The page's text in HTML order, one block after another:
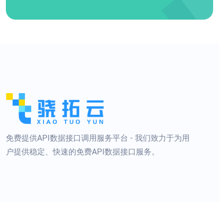
免费提供API数据接口调用服务平台 - 我们致力于为用
户提供稳定、快速的免费API数据接口服务。